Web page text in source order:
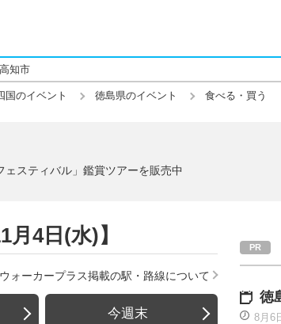
高知市
国のイベント 徳島県のイベント 食べる・買う
スティバル」鑑賞ツアーを販売中
4日(水)】
ウォーカープラス掲載の駅・路線について
今週末
徳
8月6